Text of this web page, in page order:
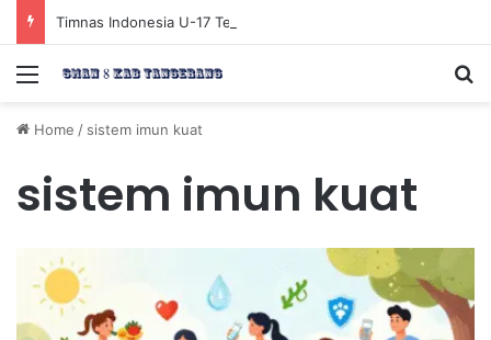
Menu
Home / sistem imun kuat
sistem imun kuat